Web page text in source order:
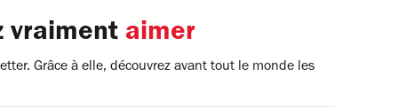
vraiment aimer
Grâce à elle, découvrez avant tout le monde les